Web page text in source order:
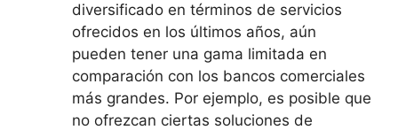
diversificado en términos de servicios
ofrecidos en los últimos años, aún
pueden tener una gama limitada en
comparación con los bancos comerciales
más grandes. Por ejemplo, es posible que
no ofrezcan ciertas soluciones de